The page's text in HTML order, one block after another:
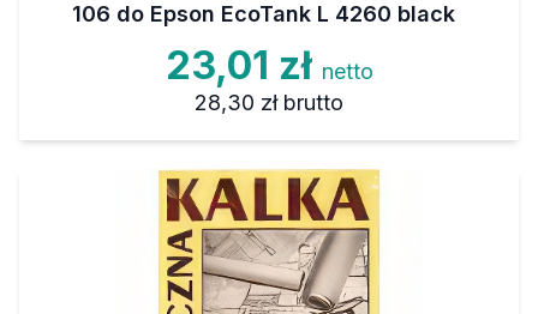
106 do Epson EcoTank L 4260 black
23,01 zł netto
28,30 zł brutto